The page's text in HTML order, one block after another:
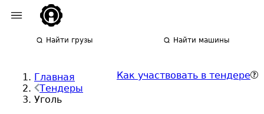
Найти грузы Найти машины
Главная
Тендеры
Уголь
Как участвовать в тендере